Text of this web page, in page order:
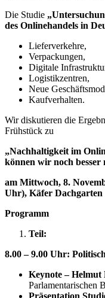
Die Studie
des Onlinehandels in
Lieferverkehre,
Verpackungen,
Digitale
Logistikzentren,
Neue
Kaufverhalten.
Wir diskutieren die
Frühstück zu
„Nachhaltigkeit im
können wir noch besser
am Mittwoch, 8.
Uhr), Käfer Dachgarten
Programm
Teil:
8.00 – 9.00 Uhr:
Keynote –
Parlamentarischen
Präsentation